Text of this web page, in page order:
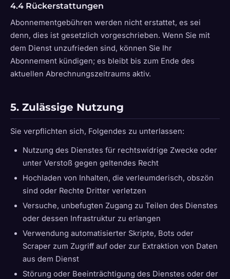
4.4 Rückerstattungen
Abonnementgebühren werden nicht erstattet, es sei
denn, dies ist gesetzlich vorgeschrieben. Wenn Sie mit
dem Dienst unzufrieden sind, können Sie Ihr
Abonnement kündigen; es bleibt bis zum Ende des
aktuellen Abrechnungszeitraums aktiv.
5. Zulässige Nutzung
Sie verpflichten sich, Folgendes zu unterlassen:
Nutzung des Dienstes für rechtswidrige Zwecke oder
unter Verstoß gegen geltendes Recht
Hochladen von Inhalten, die verleumderisch, obszön
sind oder Rechte Dritter verletzen
Versuche, unbefugten Zugang zu Teilen des Dienstes
oder dessen Infrastruktur zu erlangen
Verwendung automatisierter Skripte, Bots oder
Scraper zum Zugriff auf oder zur Extraktion von Daten
aus dem Dienst
Störung oder Beeinträchtigung des Dienstes oder der